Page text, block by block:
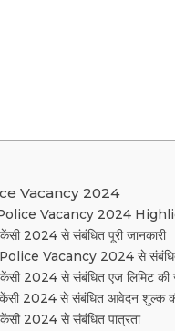
Vacancy 2024
Vacancy 2024
2024 से संबंधित पूरी जानकारी
Vacancy 2024 से संबंधित
2024 से संबंधित एज लिमिट की
2024 से संबंधित आवेदन शुल्क
2024 से संबंधित पात्रता